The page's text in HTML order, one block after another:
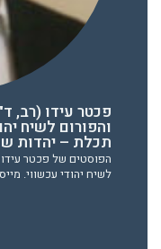
פכטר עידו (רב,
והפורום לשיח
תכלת – יהדות
הפוסטים של פכטר עידו
לשיח יהודי עכשווי.